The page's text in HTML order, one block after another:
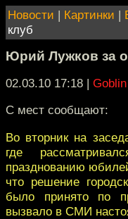
Новости | Картинки |
клуб
Юрий Лужков за
02.03.10 17:18 | Goblin
С мест сообщают:
Во вторник на
где
празднованию
что решение
было принято по
вызвало в СМИ